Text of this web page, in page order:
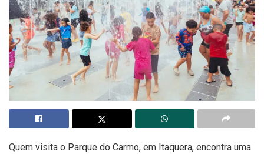
Quem visita o Parque do Carmo, em Itaquera, encontra uma